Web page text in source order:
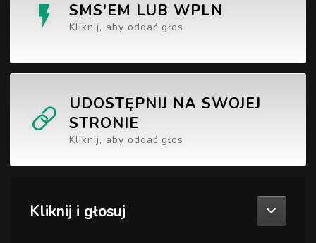
SMS'EM LUB WPLN
Kliknij, aby oddać głos
UDOSTĘPNIJ NA SWOJEJ
STRONIE
Kliknij, aby oddać głos
Kliknij i głosuj